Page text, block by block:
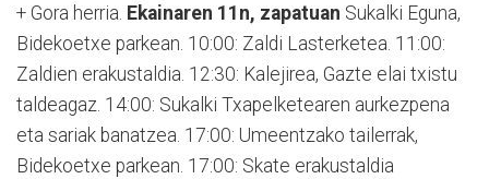
+ Gora herria. Ekainaren 11n, zapatuan Sukalki Eguna,
Bidekoetxe parkean. 10:00: Zaldi Lasterketea. 11:00:
Zaldien erakustaldia. 12:30: Kalejirea, Gazte elai txistu
taldeagaz. 14:00: Sukalki Txapelketearen aurkezpena
eta sariak banatzea. 17:00: Umeentzako tailerrak,
Bidekoetxe parkean. 17:00: Skate erakustaldia